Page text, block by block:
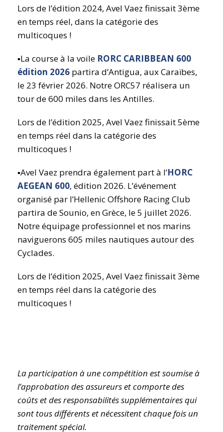
Lors de l’édition 2024, Avel Vaez finissait 3ème
en temps réel, dans la catégorie des
multicoques !
▪️La course à la voile RORC CARIBBEAN 600
édition 2026 partira d’Antigua, aux Caraïbes,
le 23 février 2026. Notre ORC57 réalisera un
tour de 600 miles dans les Antilles.
Lors de l’édition 2025, Avel Vaez finissait 5ème
en temps réel dans la catégorie des
multicoques !
▪️Avel Vaez prendra également part à l’HORC
AEGEAN 600, édition 2026. L’événement
organisé par l’Hellenic Offshore Racing Club
partira de Sounio, en Grèce, le 5 juillet 2026.
Notre équipage professionnel et nos marins
naviguerons 605 miles nautiques autour des
Cyclades.
Lors de l’édition 2025, Avel Vaez finissait 3ème
en temps réel dans la catégorie des
multicoques !
La participation à une compétition est soumise à
l’approbation des assureurs et comporte des
coûts et des responsabilités supplémentaires qui
sont tous différents et nécessitent chaque fois un
traitement spécial.